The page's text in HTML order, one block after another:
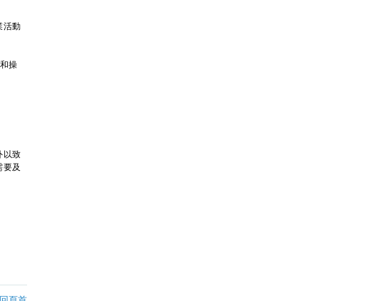
活動
操
以致
及